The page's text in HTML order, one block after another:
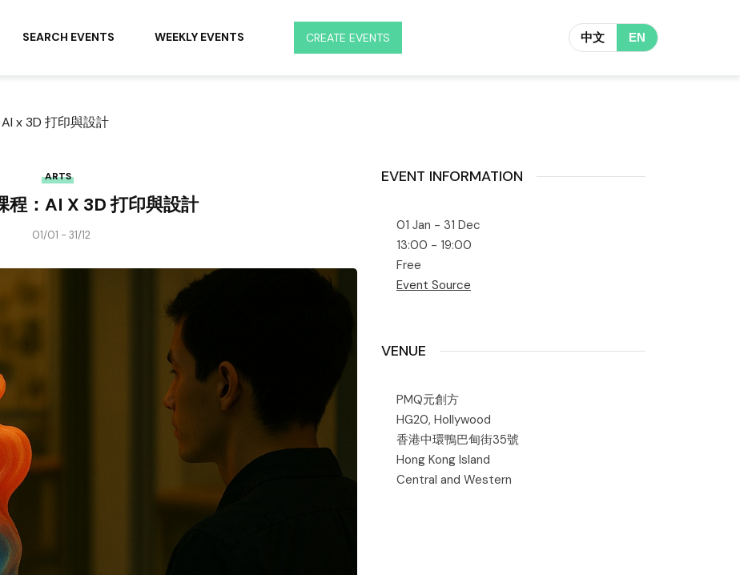
SEARCH EVENTS WEEKLY EVENTS CREATE EVENTS 中文 EN
x 3D 打印與設計
ARTS
程：AI X 3D 打印與設計
01/01 - 31/12
EVENT INFORMATION
01 Jan - 31 Dec
13:00 - 19:00
Free
Event Source
VENUE
PMQ元創方
HG20, Hollywood
香港中環鴨巴甸街35號
Hong Kong Island
Central and Western